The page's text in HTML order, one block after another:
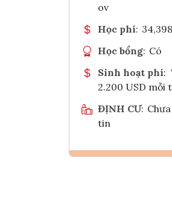
ov
Học phí:
Học bổng: Có
Sinh hoạt phí:
2.200 USD mỗi
ĐỊNH CƯ:
tin